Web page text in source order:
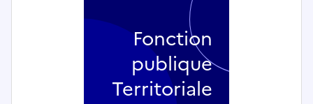
Fonction
publique
Territoriale